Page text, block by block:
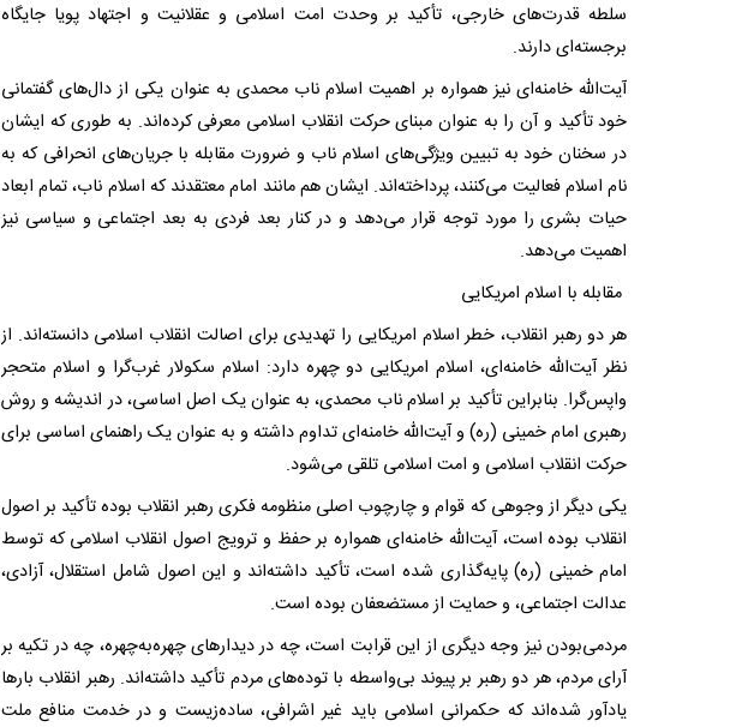
سلطه قدرت‌های خارجی، تأکید بر وحدت امت اسلامی و عقلانیت و اجتهاد پویا جایگاه
برجسته‌ای دارند.
آیت‌الله خامنه‌ای نیز همواره بر اهمیت اسلام ناب محمدی به عنوان یکی از دال‌های گفتمانی
خود تأکید و آن را به عنوان مبنای حرکت انقلاب اسلامی معرفی کرده‌اند. به طوری که ایشان
در سخنان خود به تبیین ویژگی‌های اسلام ناب و ضرورت مقابله با جریان‌های انحرافی که به
نام اسلام فعالیت می‌کنند، پرداخته‌اند. ایشان هم مانند امام معتقدند که اسلام ناب، تمام ابعاد
حیات بشری را مورد توجه قرار می‌دهد و در کنار بعد فردی به بعد اجتماعی و سیاسی نیز
اهمیت می‌دهد.
مقابله با اسلام امریکایی
هر دو رهبر انقلاب، خطر اسلام امریکایی را تهدیدی برای اصالت انقلاب اسلامی دانسته‌اند. از
نظر آیت‌الله خامنه‌ای، اسلام امریکایی دو چهره دارد: اسلام سکولار غرب‌گرا و اسلام متحجر
واپس‌گرا. بنابراین تأکید بر اسلام ناب محمدی، به عنوان یک اصل اساسی، در اندیشه و روش
رهبری امام خمینی (ره) و آیت‌الله خامنه‌ای تداوم داشته و به عنوان یک راهنمای اساسی برای
حرکت انقلاب اسلامی و امت اسلامی تلقی می‌شود.
یکی دیگر از وجوهی که قوام و چارچوب اصلی منظومه فکری رهبر انقلاب بوده تأکید بر اصول
انقلاب بوده است، آیت‌الله خامنه‌ای همواره بر حفظ و ترویج اصول انقلاب اسلامی که توسط
امام خمینی (ره) پایه‌گذاری شده است، تأکید داشته‌اند و این اصول شامل استقلال، آزادی،
عدالت اجتماعی، و حمایت از مستضعفان بوده است.
مردمی‌بودن نیز وجه دیگری از این قرابت است، چه در دیدار‌های چهره‌به‌چهره، چه در تکیه بر
آرای مردم، هر دو رهبر بر پیوند بی‌واسطه با توده‌های مردم تأکید داشته‌اند. رهبر انقلاب بار‌ها
یادآور شده‌اند که حکمرانی اسلامی باید غیر اشرافی، ساده‌زیست و در خدمت منافع ملت